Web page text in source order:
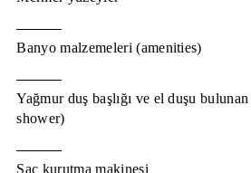
Banyo malzemeleri (amenities)
Yağmur duş başlığı ve el duşu
shower)
Saç kurutma makinesi